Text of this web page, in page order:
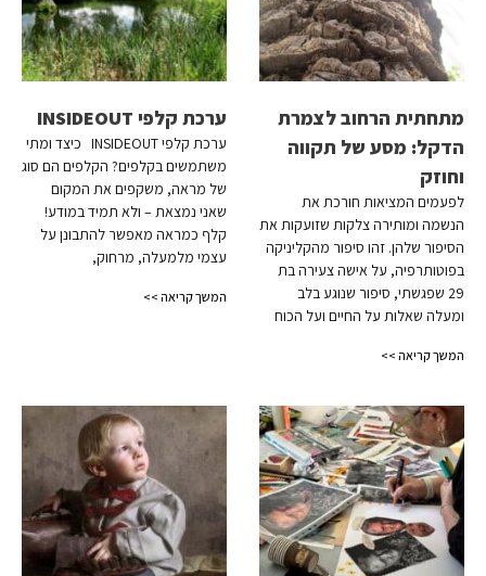
מתחתית הרחוב לצמרת
הדקל: מסע של תקווה
וחוזק
לפעמים המציאות חורכת את
הנשמה ומותירה צלקות שזועקות את
הסיפור שלהן. זהו סיפור מהקליניקה
בפוטותרפיה, על אישה צעירה בת
29 שפגשתי, סיפור שנוגע בלב
ומעלה שאלות על החיים ועל הכוח
המשך קריאה >>
ערכת קלפי INSIDEOUT
ערכת קלפי INSIDEOUT כיצד ומתי
משתמשים בקלפים? הקלפים הם סוג
של מראה, משקפים את המקום
שאני נמצאת – ולא תמיד במודע!
קלף כמראה מאפשר להתבונן על
עצמי מלמעלה, מרחוק,
המשך קריאה >>